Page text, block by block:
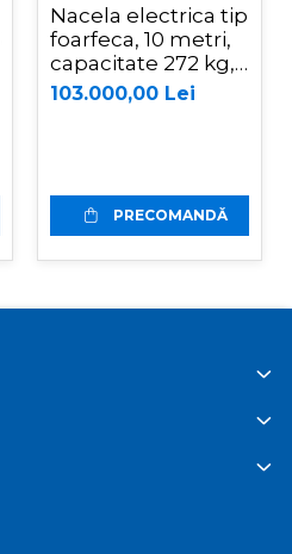
Nacela electrica tip
foarfeca, 10 metri,
capacitate 272 kg,
Magni ES1008AC+
103.000,00 Lei
PRECOMANDĂ